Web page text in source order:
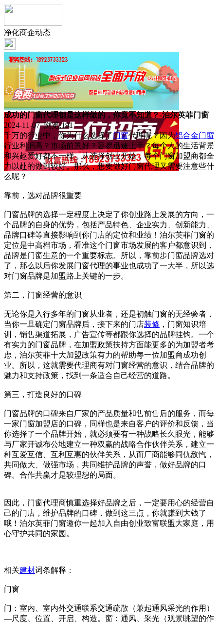
净化商企动态
成功的门窗代理都是这样做的，你竟不知道？-泊尔英菲门窗
2024-11-07 浏览:191
千万的行业中，你为什么选择了门窗代理呢？因为铝合金门窗
行业利润高？市场前景好？容易迅速上手？每个人的生活背景
和兴趣爱好都不一样，从选择创业开始，每个门窗加盟商都全
力以赴的做到较好。那么，想要做好门窗代理又需要注意些什
么呢？
靠前，选对品牌很重要
门窗品牌的选择一定程度上决定了你创业路上发展的方向，一
个品牌的自身的优势，包括产品特色、企业实力、创新能力、
品牌口碑等直接影响到你门店的定位和业绩！泊尔英菲门窗的
定位是中高档市场，看准这个门窗市场发展的客户都意识到，
品牌是门窗生意的一个重要标志。所以，靠前步门窗品牌选对
了，那么以后你发展门窗代理的事业也成功了一大半，所以选
对门窗品牌是加盟路上关键的一步。
第二，门窗经营的意识
无论你是入行多年的门窗从业者，还是初触门窗的无经验者，
当你一旦确定门窗品牌后，接下来的门店装修 ，门窗知识培
训，销售渠道拓展，广告宣传等都跟你选择的品牌挂钩。一个
有实力的门窗品牌，在加盟政策扶持方面能更多的为加盟者考
虑，泊尔英菲十大加盟政策有力的帮助每一位加盟商成功创
业。所以，这就需要代理商有对门窗经营的意识，结合品牌的
魅力和支持政策，找到一条适合自己经营的道路。
第三，打造良好的口碑
门窗品牌的口碑来自厂家的产品质量和售前售后的服务，而每
一家门窗加盟店的口碑，同样也是来自客户的评价和反馈，当
你选择了一个品牌开始，就必须要有一种战略长久眼光，能够
与厂家开诚布公地建立一种双赢的战略合作伙伴关系，建立一
种互爱互信、互利互惠的伙伴关系，从而厂商能够同仇敌忾，
共同做大、做强市场，共同维护品牌的声誉，做好品牌的口
碑。合作共赢才是较理想的局面。
因此，门窗代理商慎重选择好品牌之后，一定要用心的经营自
己的门店，维护品牌的口碑，做到这三点，你就赚到大钱了
哦！泊尔英菲门窗邀你一起加入自由创业致富联盟大家庭，用
心守护共同的家园。
相关建材词条解释：
门窗
门：室内、室内外交通联系交通疏散（兼起通风采光的作用）
—尺度、位置、开启、构造。窗：通风、采光（观景眺望的作